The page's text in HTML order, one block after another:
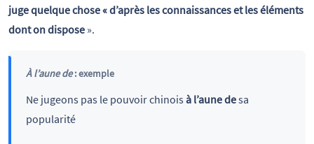
juge quelque chose « d’après les connaissances et les éléments
dont on dispose ».
À l’aune de: exemple
Ne jugeons pas le pouvoir chinois à l’aune desa
popularité